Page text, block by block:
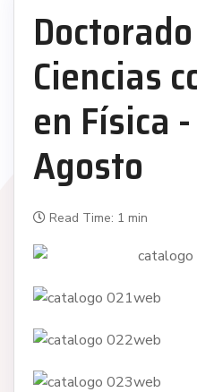
Ciencias
en Física
Agosto
Read Time: 1 min